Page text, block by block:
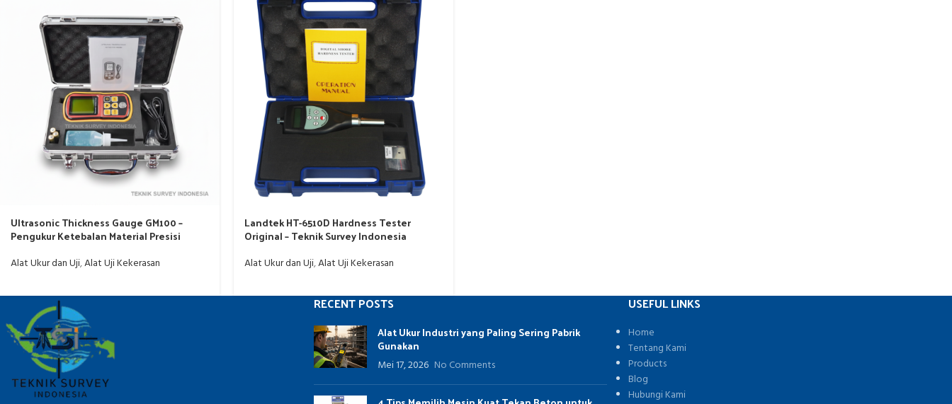
Ultrasonic Thickness Gauge GM100 –
Pengukur Ketebalan Material Presisi
Alat Ukur dan Uji,Alat Uji Kekerasan
Landtek HT-6510D Hardness Tester
Original – Teknik Survey Indonesia
Alat Ukur dan Uji,Alat Uji Kekerasan
RECENT POSTS
Alat Ukur Industri yang Paling Sering Pabrik
Gunakan
Mei 17, 2026 No Comments
USEFUL LINKS
Home
Tentang Kami
Products
Blog
Hubungi Kami